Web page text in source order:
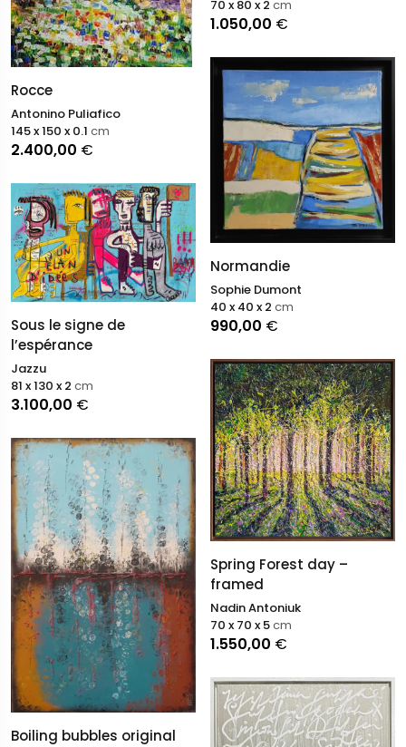
Rocce
Antonino Puliafico
2.400,00 €
145 x 150 x 0.1 cm
Sous le signe de
l’espérance
Jazzu
3.100,00 €
81 x 130 x 2 cm
Boiling bubbles original
1.050,00 €
70 x 80 x 2 cm
Normandie
Sophie Dumont
990,00 €
40 x 40 x 2 cm
Spring Forest day –
framed
Nadin Antoniuk
1.550,00 €
70 x 70 x 5cm